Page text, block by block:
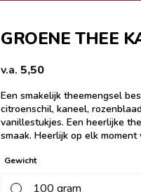
Kruidenthee
Rooibos thee
Witte thee
Zwarte thee
GROENE THEE
v.a. 5,50
Een smakelijk theemengsel
citroenschil, kaneel,
vanillestukjes. Een heerlijke
smaak. Heerlijk op elk moment
Gewicht
100 gram